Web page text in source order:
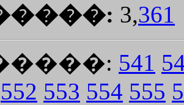
3,361
541
552 553 554 555